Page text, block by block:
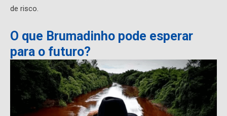
de risco.
O que Brumadinho pode esperar
para o futuro?